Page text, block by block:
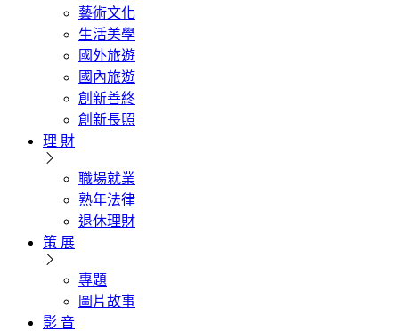
藝術文化
生活美學
國外旅遊
國內旅遊
創新善終
創新長照
理 財
職場就業
熟年法律
退休理財
策 展
專題
圖片故事
影 音